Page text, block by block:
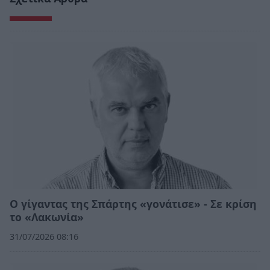
Ο γίγαντας της Σπάρτης «γονάτισε» - Σε κρίση
το «Λακωνία»
31/07/2026 08:16